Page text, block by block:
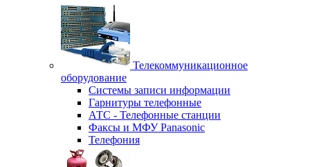
Телекоммуникационное
оборудование
Системы записи информации
Гарнитуры телефонные
АТС - Телефонные станции
Факсы и МФУ Panasonic
Телефония